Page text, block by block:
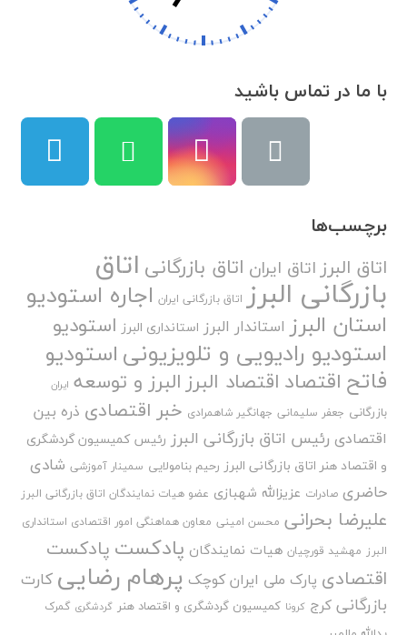
با ما در تماس باشید
برچسب‌ها
اتاق البرز اتاق ایران اتاق بازرگانی اتاق
بازرگانی البرز اتاق بازرگانی ایران اجاره استودیو
استان البرز استاندار البرز استانداری البرز استودیو
استودیو رادیویی و تلویزیونیاستودیو
فاتح اقتصاد اقتصاد البرزالبرز و توسعه ایران
بازرگانی جعفر سلیمانی جهانگیر شاهمرادی خبر اقتصادی ذره بین
اقتصادی رئیس اتاق بازرگانی البرز رئیس کمیسیون گردشگری
و اقتصاد هنر اتاق بازرگانی البرز رحیم بنامولایی سمینار آموزشی شادی
حاضری صادرات عزیزالله شهبازی عضو هیات نمایندگان اتاق بازرگانی البرز
علیرضا بحرانی محسن امینی معاون هماهنگی امور اقتصادی استانداری
البرز مهشید قورچیان هیات نمایندگان پادکست پادکست
اقتصادی پارک ملی ایران کوچک پرهام رضایی کارت
بازرگانی کرج کرونا کمیسیون گردشگری و اقتصاد هنر گردشگری گمرک